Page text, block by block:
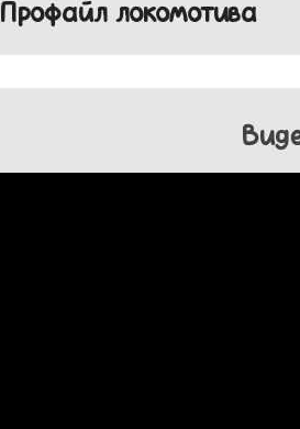
Профайл локомотива